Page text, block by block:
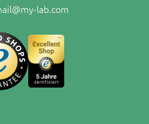
lab.com